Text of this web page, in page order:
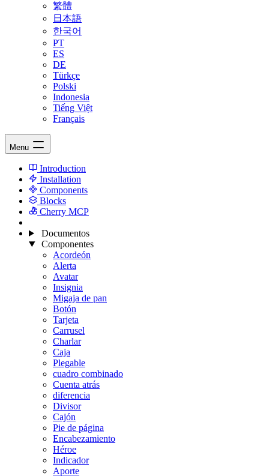
繁體
日本語
한국어
PT
ES
DE
Türkçe
Polski
Indonesia
Tiếng Việt
Français
Menu
Introduction
Installation
Components
Blocks
Cherry MCP
Documentos
Componentes
Acordeón
Alerta
Avatar
Insignia
Migaja de pan
Botón
Tarjeta
Carrusel
Charlar
Caja
Plegable
cuadro combinado
Cuenta atrás
diferencia
Divisor
Cajón
Pie de página
Encabezamiento
Héroe
Indicador
Aporte